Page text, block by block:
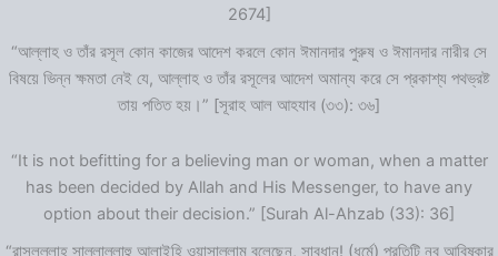
2674]
“আল্লাহ ও তাঁর রসূল কোন কাজের আদেশ করলে কোন ঈমানদার পুরুষ ও ঈমানদার নারীর সে
বিষয়ে ভিন্ন ক্ষমতা নেই যে, আল্লাহ ও তাঁর রসূলের আদেশ অমান্য করে সে প্রকাশ্য পথভ্রষ্ট
তায় পতিত হয়।” [সূরাহ আল আহযাব (৩৩): ৩৬]
“It is not befitting for a believing man or woman, when a matter
has been decided by Allah and His Messenger, to have any
option about their decision.” [Surah Al-Ahzab (33): 36]
“রাসূলুল্লাহ সাল্লাল্লাহু আলাইহি ওয়াসাল্লাম বলেছেন, সাবধান! (ধর্মে) প্রতিটি নব আবিষ্কার